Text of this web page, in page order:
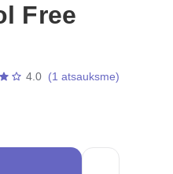
Free
4.0 (1 atsauksme)